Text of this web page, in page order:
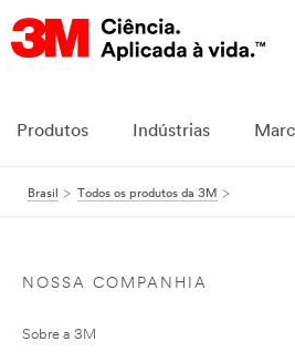
Produtos Indústrias
Brasil Todos os produtos da 3M
NOSSA COMPANHIA
Sobre a 3M